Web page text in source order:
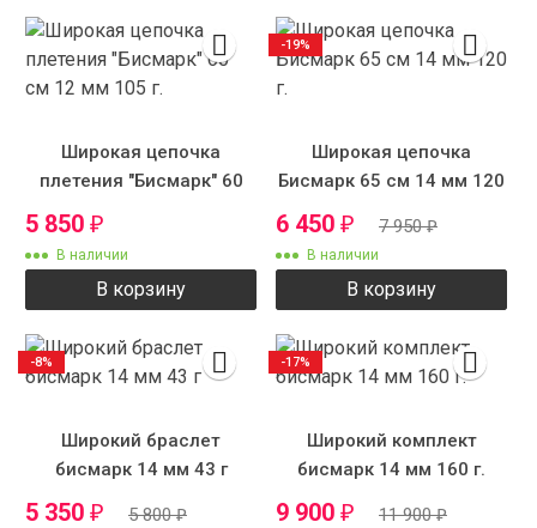
Широкая цепочка
плетения "Бисмарк" 60
см 12 мм 105 г.
5 850 ₽
В наличии
В корзину
Широкая цепочка
Бисмарк 65 см 14 мм 120
6 450 ₽ 7 950₽
В наличии
В корзину
-19%
Широкий браслет
бисмарк 14 мм 43 г
5 350 ₽ 5 800₽
-8%
Широкий комплект
бисмарк 14 мм 160 г.
9 900 ₽ 11 900₽
-17%